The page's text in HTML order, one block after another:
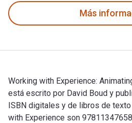
Más
Working with Experience:
está escrito por David Boud y
ISBN digitales y de libros de
with Experience son